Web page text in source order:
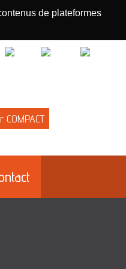
de plateformes
COMPACT